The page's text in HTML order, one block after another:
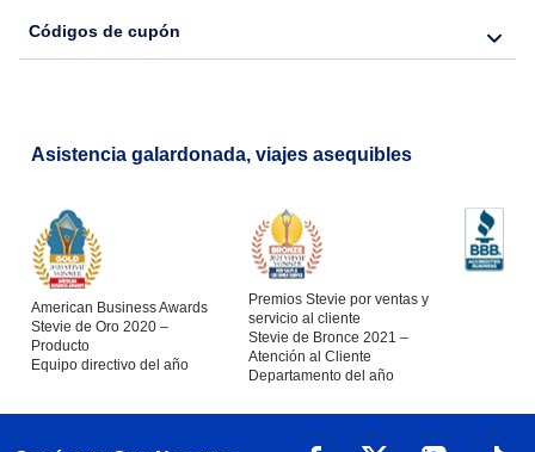
Códigos de cupón
Asistencia galardonada, viajes asequibles
American Business Awards
Stevie de Oro 2020 –
Producto
Equipo directivo del año
Premios Stevie por ventas y
servicio al cliente
Stevie de Bronce 2021 –
Atención al Cliente
Departamento del año